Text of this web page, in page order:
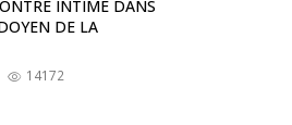
INTIME DANS
DE LA
14172